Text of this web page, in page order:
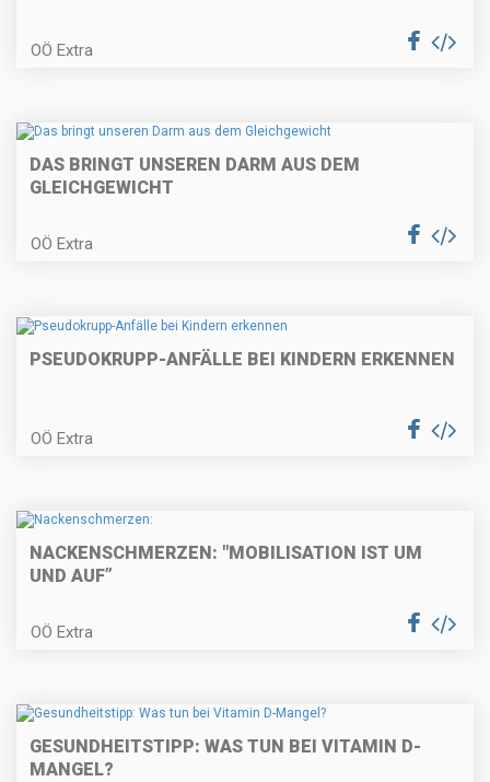
OÖ Extra
DAS BRINGT UNSEREN DARM AUS DEM
GLEICHGEWICHT
OÖ Extra
PSEUDOKRUPP-ANFÄLLE BEI KINDERN ERKENNEN
OÖ Extra
NACKENSCHMERZEN: "MOBILISATION IST UM
UND AUF”
OÖ Extra
GESUNDHEITSTIPP: WAS TUN BEI VITAMIN D-
MANGEL?